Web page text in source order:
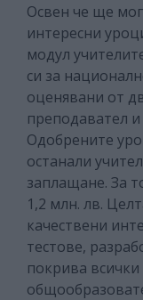
Освен че ще
интересни
модул
си за
оценявани от
преподавател
Одобрените
останали
заплащане. За
1,2 млн. лв.
качествени
тестове,
покрива